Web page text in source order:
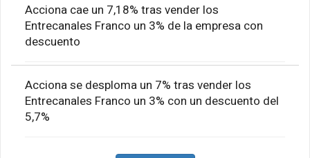
Acciona cae un 7,18% tras vender los
Entrecanales Franco un 3% de la empresa con
descuento
Acciona se desploma un 7% tras vender los
Entrecanales Franco un 3% con un descuento del
5,7%